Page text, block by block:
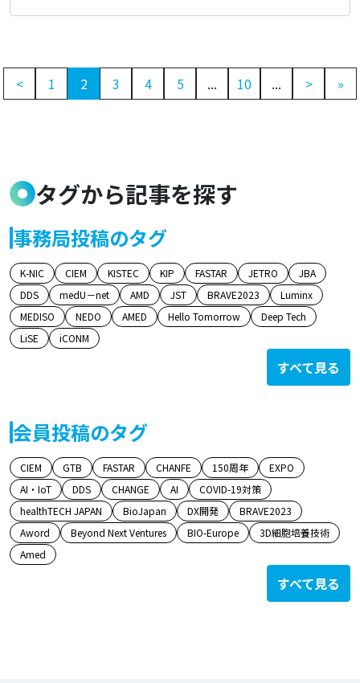
< 1 2 3 4 5 ... 10 ... > »
タグから記事を探す
事務局投稿のタグ
K-NIC CIEM KISTEC KIP FASTAR JETRO
JBA
DDS
medU－net AMD JST BRAVE2023
Luminx
MEDISO
NEDO AMED Hello Tomorrow
Deep Tech
LiSE
iCONM
すべて見る
会員投稿のタグ
CIEM GTB FASTAR CHANFE 150周年
EXPO
AI・IoT
DDS CHANGE AI
COVID-19対策
healthTECH JAPAN
BioJapan DX開発
BRAVE2023
Aword
Beyond Next Ventures BIO-Europe
3D細胞培養技術
Amed
すべて見る